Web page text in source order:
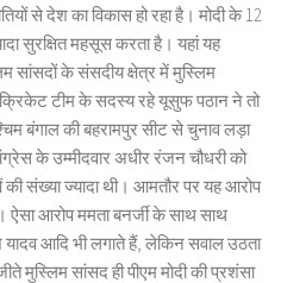
से देश का विकास हो रहा है। मोदी के 12
सुरक्षित महसूस करता है। यहां यह
सांसदों के संसदीय क्षेत्र में मुस्लिम
क्रिकेट टीम के सदस्य रहे यूसुफ पठान ने तो
बंगाल की बहरामपुर सीट से चुनाव लड़ा
के उम्मीदवार अधीर रंजन चौधरी को
की संख्या ज्यादा थी। आमतौर पर यह आरोप
ऐसा आरोप ममता बनर्जी के साथ साथ
आदि भी लगाते हैं, लेकिन सवाल उठता
मुस्लिम सांसद ही पीएम मोदी की प्रशंसा